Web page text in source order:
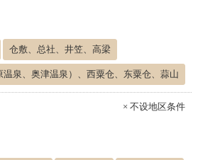
仓敷、总社、井笠、高梁
泉、奥津温泉）、西粟仓、东粟仓、蒜山
× 不设地区条件